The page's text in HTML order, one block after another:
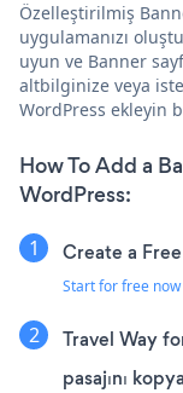
Özelleştirilmiş
uygulamanızı
uyun ve Banner
altbilginize veya
WordPress ekleyin
How To Add a
WordPress:
Create a
Start for free now
Travel Way
pasajını